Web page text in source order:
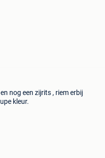
nog een zijrits , riem erbij
kleur.